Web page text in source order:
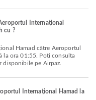
Internațional
cu ?
la ora 01:55. Poți consulta
disponibile pe Airpaz.
Internațional Hamad la